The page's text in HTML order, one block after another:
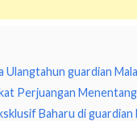
guardian
Perjuangan
Baharu di guardian